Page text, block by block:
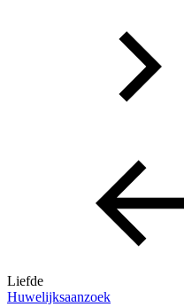
Liefde
Huwelijksaanzoek